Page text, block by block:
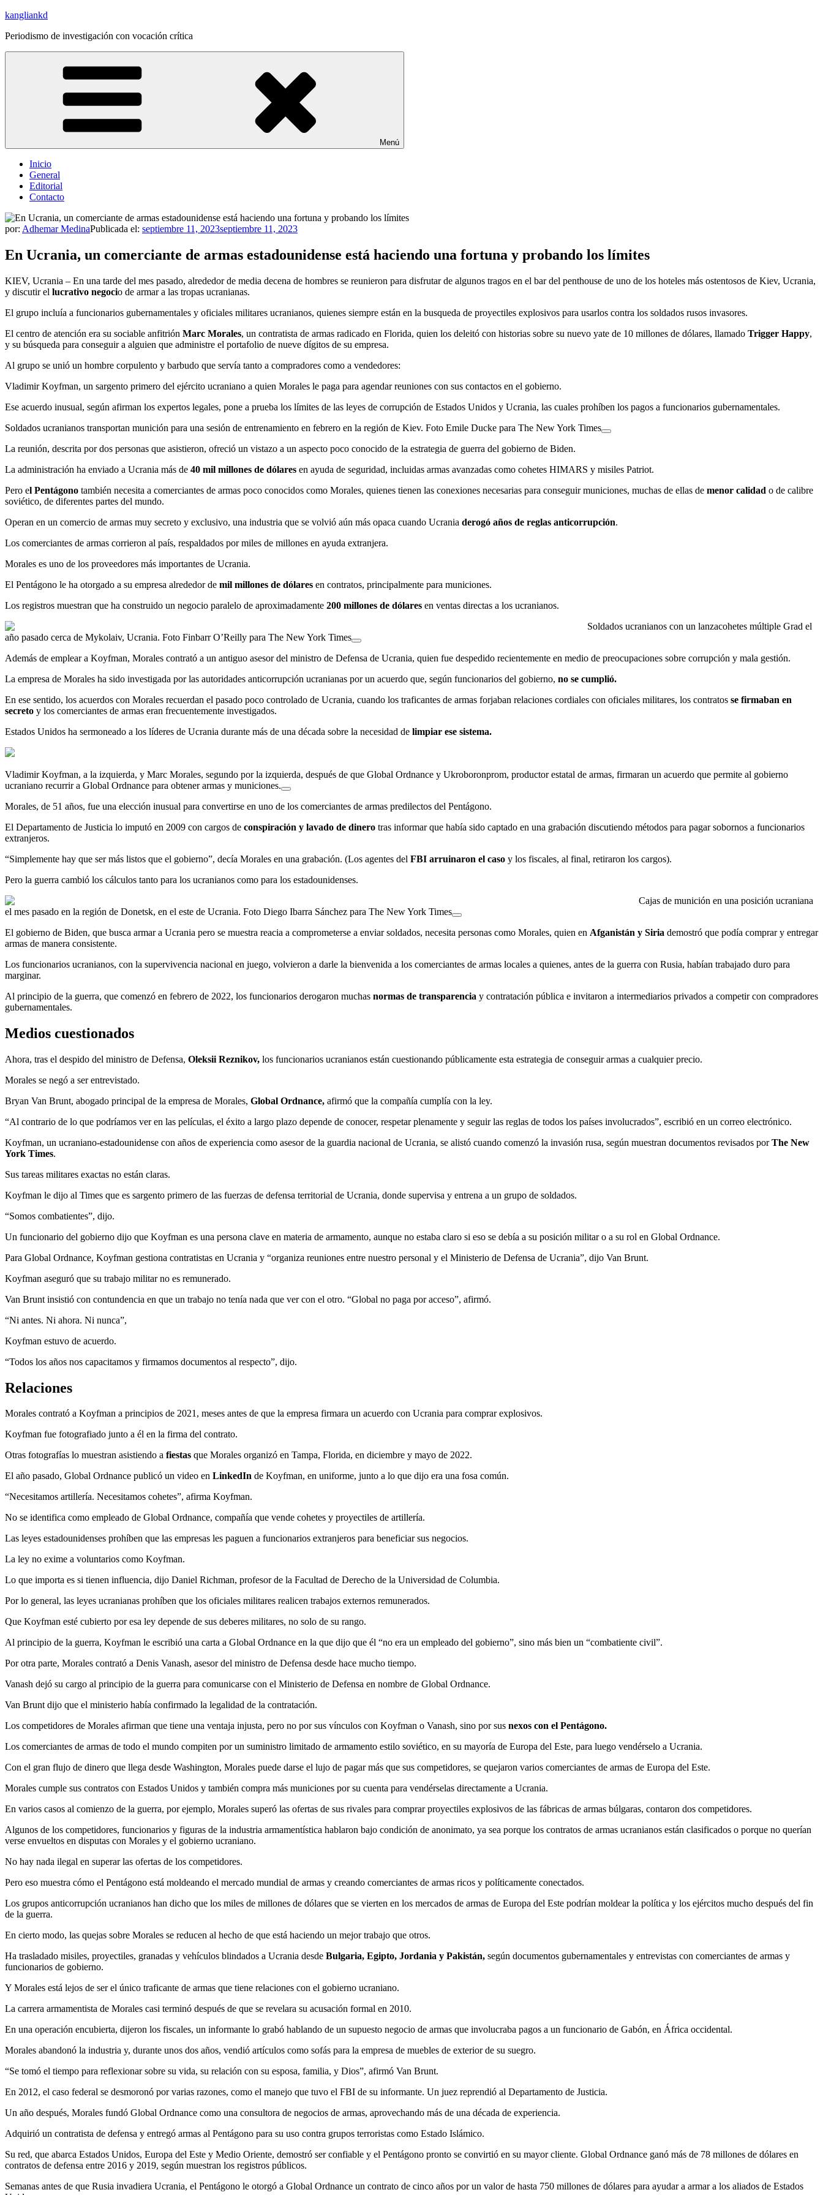
Saltar
contenido
kangliankd
Periodismo de investigación con vocación crítica
Menú
Inicio
General
Editorial
Contacto
por: Adhemar MedinaPublicada el: septiembre 11, 2023septiembre 11, 2023
En Ucrania, un comerciante de armas estadounidense está haciendo una fortuna y probando los límites
KIEV, Ucrania – En una tarde del mes pasado, alrededor de media decena de hombres se reunieron para disfrutar de algunos tragos en el bar del penthouse de uno de los hoteles más ostentosos de Kiev, Ucrania,
y discutir el lucrativo negocio de armar a las tropas ucranianas.
El grupo incluía a funcionarios gubernamentales y oficiales militares ucranianos, quienes siempre están en la busqueda de proyectiles explosivos para usarlos contra los soldados rusos invasores.
El centro de atención era su sociable anfitrión Marc Morales, un contratista de armas radicado en Florida, quien los deleitó con historias sobre su nuevo yate de 10 millones de dólares, llamado Trigger Happy,
y su búsqueda para conseguir a alguien que administre el portafolio de nueve dígitos de su empresa.
Al grupo se unió un hombre corpulento y barbudo que servía tanto a compradores como a vendedores:
Vladimir Koyfman, un sargento primero del ejército ucraniano a quien Morales le paga para agendar reuniones con sus contactos en el gobierno.
Ese acuerdo inusual, según afirman los expertos legales, pone a prueba los límites de las leyes de corrupción de Estados Unidos y Ucrania, las cuales prohíben los pagos a funcionarios gubernamentales.
Soldados ucranianos transportan munición para una sesión de entrenamiento en febrero en la región de Kiev. Foto Emile Ducke para The New York Times
La reunión, descrita por dos personas que asistieron, ofreció un vistazo a un aspecto poco conocido de la estrategia de guerra del gobierno de Biden.
La administración ha enviado a Ucrania más de 40 mil millones de dólares en ayuda de seguridad, incluidas armas avanzadas como cohetes HIMARS y misiles Patriot.
Pero el Pentágono también necesita a comerciantes de armas poco conocidos como Morales, quienes tienen las conexiones necesarias para conseguir municiones, muchas de ellas de menor calidad o de calibre
soviético, de diferentes partes del mundo.
Operan en un comercio de armas muy secreto y exclusivo, una industria que se volvió aún más opaca cuando Ucrania derogó años de reglas anticorrupción.
Los comerciantes de armas corrieron al país, respaldados por miles de millones en ayuda extranjera.
Morales es uno de los proveedores más importantes de Ucrania.
El Pentágono le ha otorgado a su empresa alrededor de mil millones de dólares en contratos, principalmente para municiones.
Los registros muestran que ha construido un negocio paralelo de aproximadamente 200 millones de dólares en ventas directas a los ucranianos.
Soldados ucranianos con un lanzacohetes múltiple Grad el
año pasado cerca de Mykolaiv, Ucrania. Foto Finbarr O’Reilly para The New York Times
Además de emplear a Koyfman, Morales contrató a un antiguo asesor del ministro de Defensa de Ucrania, quien fue despedido recientemente en medio de preocupaciones sobre corrupción y mala gestión.
La empresa de Morales ha sido investigada por las autoridades anticorrupción ucranianas por un acuerdo que, según funcionarios del gobierno, no se cumplió.
En ese sentido, los acuerdos con Morales recuerdan el pasado poco controlado de Ucrania, cuando los traficantes de armas forjaban relaciones cordiales con oficiales militares, los contratos se firmaban en
secreto y los comerciantes de armas eran frecuentemente investigados.
Estados Unidos ha sermoneado a los líderes de Ucrania durante más de una década sobre la necesidad de limpiar ese sistema.
Vladimir Koyfman, a la izquierda, y Marc Morales, segundo por la izquierda, después de que Global Ordnance y Ukroboronprom, productor estatal de armas, firmaran un acuerdo que permite al gobierno
ucraniano recurrir a Global Ordnance para obtener armas y municiones.
Morales, de 51 años, fue una elección inusual para convertirse en uno de los comerciantes de armas predilectos del Pentágono.
El Departamento de Justicia lo imputó en 2009 con cargos de conspiración y lavado de dinero tras informar que había sido captado en una grabación discutiendo métodos para pagar sobornos a funcionarios
extranjeros.
“Simplemente hay que ser más listos que el gobierno”, decía Morales en una grabación. (Los agentes del FBI arruinaron el caso y los fiscales, al final, retiraron los cargos).
Pero la guerra cambió los cálculos tanto para los ucranianos como para los estadounidenses.
Cajas de munición en una posición ucraniana
el mes pasado en la región de Donetsk, en el este de Ucrania. Foto Diego Ibarra Sánchez para The New York Times
El gobierno de Biden, que busca armar a Ucrania pero se muestra reacia a comprometerse a enviar soldados, necesita personas como Morales, quien en Afganistán y Siria demostró que podía comprar y entregar
armas de manera consistente.
Los funcionarios ucranianos, con la supervivencia nacional en juego, volvieron a darle la bienvenida a los comerciantes de armas locales a quienes, antes de la guerra con Rusia, habían trabajado duro para
marginar.
Al principio de la guerra, que comenzó en febrero de 2022, los funcionarios derogaron muchas normas de transparencia y contratación pública e invitaron a intermediarios privados a competir con compradores
gubernamentales.
Medios cuestionados
Ahora, tras el despido del ministro de Defensa, Oleksii Reznikov, los funcionarios ucranianos están cuestionando públicamente esta estrategia de conseguir armas a cualquier precio.
Morales se negó a ser entrevistado.
Bryan Van Brunt, abogado principal de la empresa de Morales, Global Ordnance, afirmó que la compañía cumplía con la ley.
“Al contrario de lo que podríamos ver en las películas, el éxito a largo plazo depende de conocer, respetar plenamente y seguir las reglas de todos los países involucrados”, escribió en un correo electrónico.
Koyfman, un ucraniano-estadounidense con años de experiencia como asesor de la guardia nacional de Ucrania, se alistó cuando comenzó la invasión rusa, según muestran documentos revisados porThe New
York Times.
Sus tareas militares exactas no están claras.
Koyfman le dijo al Times que es sargento primero de las fuerzas de defensa territorial de Ucrania, donde supervisa y entrena a un grupo de soldados.
“Somos combatientes”, dijo.
Un funcionario del gobierno dijo que Koyfman es una persona clave en materia de armamento, aunque no estaba claro si eso se debía a su posición militar o a su rol en Global Ordnance.
Para Global Ordnance, Koyfman gestiona contratistas en Ucrania y “organiza reuniones entre nuestro personal y el Ministerio de Defensa de Ucrania”, dijo Van Brunt.
Koyfman aseguró que su trabajo militar no es remunerado.
Van Brunt insistió con contundencia en que un trabajo no tenía nada que ver con el otro. “Global no paga por acceso”, afirmó.
“Ni antes. Ni ahora. Ni nunca”,
Koyfman estuvo de acuerdo.
“Todos los años nos capacitamos y firmamos documentos al respecto”, dijo.
Relaciones
Morales contrató a Koyfman a principios de 2021, meses antes de que la empresa firmara un acuerdo con Ucrania para comprar explosivos.
Koyfman fue fotografiado junto a él en la firma del contrato.
Otras fotografías lo muestran asistiendo a fiestas que Morales organizó en Tampa, Florida, en diciembre y mayo de 2022.
El año pasado, Global Ordnance publicó un video en LinkedIn de Koyfman, en uniforme, junto a lo que dijo era una fosa común.
“Necesitamos artillería. Necesitamos cohetes”, afirma Koyfman.
No se identifica como empleado de Global Ordnance, compañía que vende cohetes y proyectiles de artillería.
Las leyes estadounidenses prohíben que las empresas les paguen a funcionarios extranjeros para beneficiar sus negocios.
La ley no exime a voluntarios como Koyfman.
Lo que importa es si tienen influencia, dijo Daniel Richman, profesor de la Facultad de Derecho de la Universidad de Columbia.
Por lo general, las leyes ucranianas prohíben que los oficiales militares realicen trabajos externos remunerados.
Que Koyfman esté cubierto por esa ley depende de sus deberes militares, no solo de su rango.
Al principio de la guerra, Koyfman le escribió una carta a Global Ordnance en la que dijo que él “no era un empleado del gobierno”, sino más bien un “combatiente civil”.
Por otra parte, Morales contrató a Denis Vanash, asesor del ministro de Defensa desde hace mucho tiempo.
Vanash dejó su cargo al principio de la guerra para comunicarse con el Ministerio de Defensa en nombre de Global Ordnance.
Van Brunt dijo que el ministerio había confirmado la legalidad de la contratación.
Los competidores de Morales afirman que tiene una ventaja injusta, pero no por sus vínculos con Koyfman o Vanash, sino por sus nexos con el Pentágono.
Los comerciantes de armas de todo el mundo compiten por un suministro limitado de armamento estilo soviético, en su mayoría de Europa del Este, para luego vendérselo a Ucrania.
Con el gran flujo de dinero que llega desde Washington, Morales puede darse el lujo de pagar más que sus competidores, se quejaron varios comerciantes de armas de Europa del Este.
Morales cumple sus contratos con Estados Unidos y también compra más municiones por su cuenta para vendérselas directamente a Ucrania.
En varios casos al comienzo de la guerra, por ejemplo, Morales superó las ofertas de sus rivales para comprar proyectiles explosivos de las fábricas de armas búlgaras, contaron dos competidores.
Algunos de los competidores, funcionarios y figuras de la industria armamentística hablaron bajo condición de anonimato, ya sea porque los contratos de armas ucranianos están clasificados o porque no querían
verse envueltos en disputas con Morales y el gobierno ucraniano.
No hay nada ilegal en superar las ofertas de los competidores.
Pero eso muestra cómo el Pentágono está moldeando el mercado mundial de armas y creando comerciantes de armas ricos y políticamente conectados.
Los grupos anticorrupción ucranianos han dicho que los miles de millones de dólares que se vierten en los mercados de armas de Europa del Este podrían moldear la política y los ejércitos mucho después del fin
de la guerra.
En cierto modo, las quejas sobre Morales se reducen al hecho de que está haciendo un mejor trabajo que otros.
Ha trasladado misiles, proyectiles, granadas y vehículos blindados a Ucrania desde Bulgaria, Egipto, Jordania y Pakistán, según documentos gubernamentales y entrevistas con comerciantes de armas y
funcionarios de gobierno.
Y Morales está lejos de ser el único traficante de armas que tiene relaciones con el gobierno ucraniano.
La carrera armamentista de Morales casi terminó después de que se revelara su acusación formal en 2010.
En una operación encubierta, dijeron los fiscales, un informante lo grabó hablando de un supuesto negocio de armas que involucraba pagos a un funcionario de Gabón, en África occidental.
Morales abandonó la industria y, durante unos dos años, vendió artículos como sofás para la empresa de muebles de exterior de su suegro.
“Se tomó el tiempo para reflexionar sobre su vida, su relación con su esposa, familia, y Dios”, afirmó Van Brunt.
En 2012, el caso federal se desmoronó por varias razones, como el manejo que tuvo el FBI de su informante. Un juez reprendió al Departamento de Justicia.
Un año después, Morales fundó Global Ordnance como una consultora de negocios de armas, aprovechando más de una década de experiencia.
Adquirió un contratista de defensa y entregó armas al Pentágono para su uso contra grupos terroristas como Estado Islámico.
Su red, que abarca Estados Unidos, Europa del Este y Medio Oriente, demostró ser confiable y el Pentágono pronto se convirtió en su mayor cliente. Global Ordnance ganó más de 78 millones de dólares en
contratos de defensa entre 2016 y 2019, según muestran los registros públicos.
Semanas antes de que Rusia invadiera Ucrania, el Pentágono le otorgó a Global Ordnance un contrato de cinco años por un valor de hasta 750 millones de dólares para ayudar a armar a los aliados de Estados